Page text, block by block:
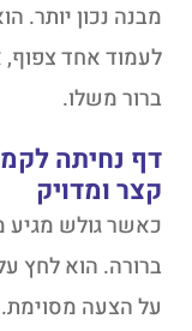
מבנה נכון יותר.
לעמוד אחד
ברור משלו.
דף נחיתה
קצר ומדויק
כאשר גולש מגיע
ברורה. הוא לחץ
על הצעה